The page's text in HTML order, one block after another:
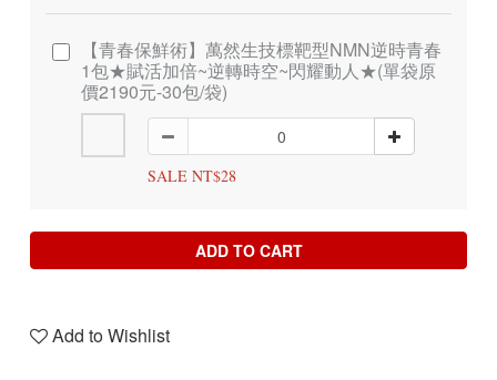
【青春保鮮術】萬然生技標靶型NMN逆時青春
1包★賦活加倍~逆轉時空~閃耀動人★(單袋原
價2190元-30包/袋)
SALE NT$28
ADD TO CART
Add to Wishlist